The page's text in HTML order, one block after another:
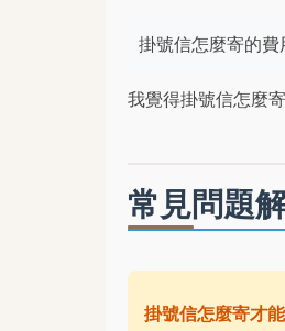
掛號信怎麼寄的費
我覺得掛號信怎麼
常見問題
掛號信怎麼寄才